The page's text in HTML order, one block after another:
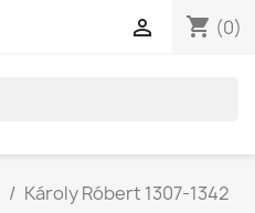
shopping_cart (0)

Károly Róbert 1307-1342